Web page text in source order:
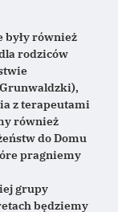
były również
rodziców
z terapeutami
również
do Domu
pragniemy
grupy
będziemy